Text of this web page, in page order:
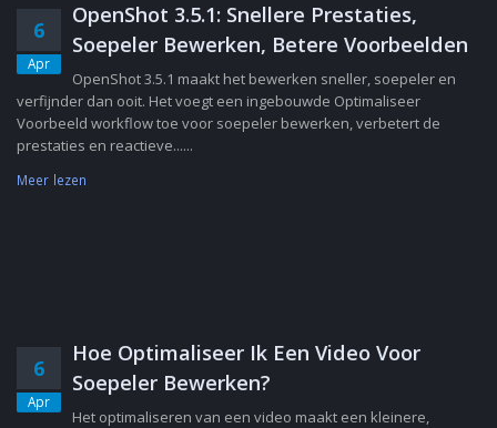
6
Apr
OpenShot 3.5.1: Snellere Prestaties,
Soepeler Bewerken, Betere Voorbeelden
OpenShot 3.5.1 maakt het bewerken sneller, soepeler en
verfijnder dan ooit. Het voegt een ingebouwde Optimaliseer
Voorbeeld workflow toe voor soepeler bewerken, verbetert de
prestaties en reactieve......
Meer lezen
6
Apr
Hoe Optimaliseer Ik Een Video Voor
Soepeler Bewerken?
Het optimaliseren van een video maakt een kleinere,